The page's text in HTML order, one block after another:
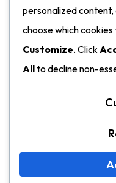
Mon - Fri: 9AM -
Miami (305)
Bogotá (310)
Bogotá (314)
©2026© IEC –
personalized
choose which
Customize. Click
Allto decline non-